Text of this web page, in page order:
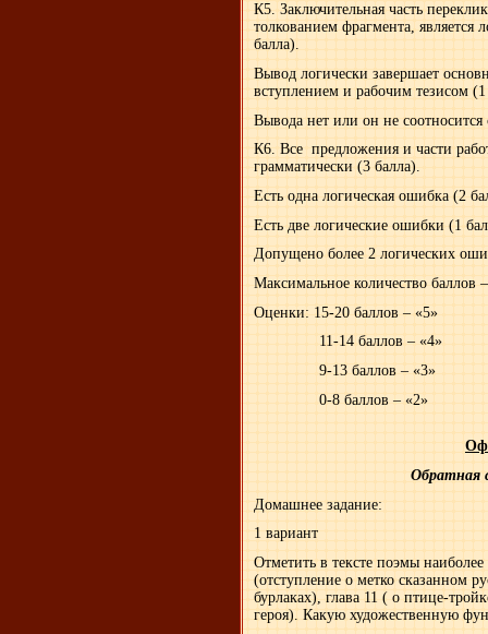
К5. Заключительная часть
толкованием фрагмента,
балла).
Вывод логически завершает
вступлением и рабочим тезисом
Вывода нет или он не
К6. Все предложения и части
грамматически (3 балла).
Есть одна логическая ошибка (2
Есть две логические ошибки (1
Допущено более 2 логических
Максимальное количество баллов
Оценки: 15-20 баллов – «5»
11-14 баллов – «4»
9-13 баллов – «3»
0-8 баллов – «2»
Обратная
Домашнее задание:
1 вариант
Отметить в тексте поэмы
(отступление о метко сказанном
бурлаках), глава 11 ( о птице-
героя). Какую художественную